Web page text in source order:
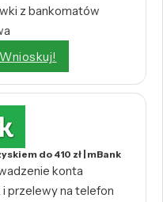
z bankomatów
Wnioskuj!
do 410 zł | mBank
konta
i przelewy na telefon